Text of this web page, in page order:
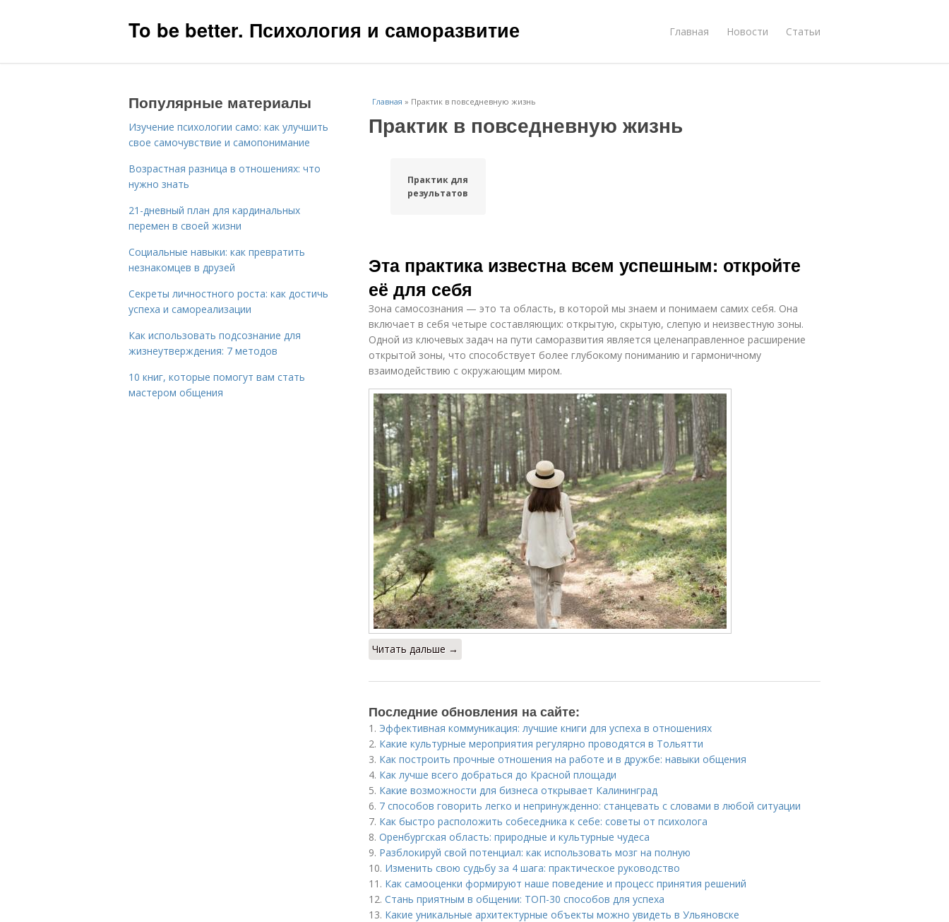
To be better. Психология и саморазвитие Главная Новости Статьи
Главная » Практик в повседневную жизнь
Практик в повседневную жизнь
Практик для
результатов
Эта практика известна всем успешным: откройте
её для себя
Зона самосознания — это та область, в которой мы знаем и понимаем самих себя. Она
включает в себя четыре составляющих: открытую, скрытую, слепую и неизвестную зоны.
Одной из ключевых задач на пути саморазвития является целенаправленное расширение
открытой зоны, что способствует более глубокому пониманию и гармоничному
взаимодействию с окружающим миром.
Читать дальше →
Последние обновления на сайте:
1. Эффективная коммуникация: лучшие книги для успеха в отношениях
2. Какие культурные мероприятия регулярно проводятся в Тольятти
3. Как построить прочные отношения на работе и в дружбе: навыки общения
4. Как лучше всего добраться до Красной площади
5. Какие возможности для бизнеса открывает Калининград
6. 7 способов говорить легко и непринужденно: станцевать с словами в любой ситуации
7. Как быстро расположить собеседника к себе: советы от психолога
8. Оренбургская область: природные и культурные чудеса
9. Разблокируй свой потенциал: как использовать мозг на полную
10. Изменить свою судьбу за 4 шага: практическое руководство
11. Как самооценки формируют наше поведение и процесс принятия решений
12. Стань приятным в общении: ТОП-30 способов для успеха
13. Какие уникальные архитектурные объекты можно увидеть в Ульяновске
Популярные материалы
Изучение психологии само: как улучшить
свое самочувствие и самопонимание
Возрастная разница в отношениях: что
нужно знать
21-дневный план для кардинальных
перемен в своей жизни
Социальные навыки: как превратить
незнакомцев в друзей
Секреты личностного роста: как достичь
успеха и самореализации
Как использовать подсознание для
жизнеутверждения: 7 методов
10 книг, которые помогут вам стать
мастером общения